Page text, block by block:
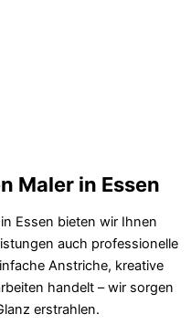
Maler in Essen
Essen bieten wir Ihnen
auch professionelle
Anstriche, kreative
handelt – wir sorgen
erstrahlen.